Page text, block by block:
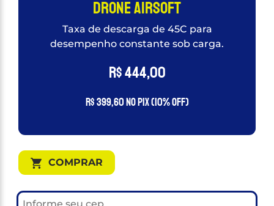
Drone Airsoft
Taxa de descarga de 45C para
desempenho constante sob carga.
R$444,00
R$399,60no PIX (10% OFF)
COMPRAR